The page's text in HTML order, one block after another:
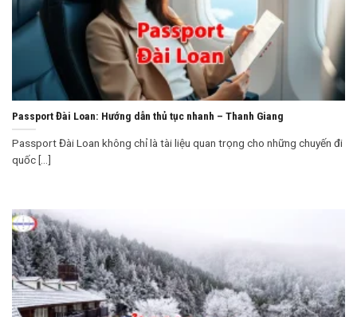
Passport Đài Loan: Hướng dẫn thủ tục nhanh – Thanh Giang
Passport Đài Loan không chỉ là tài liệu quan trọng cho những chuyến đi
quốc [...]